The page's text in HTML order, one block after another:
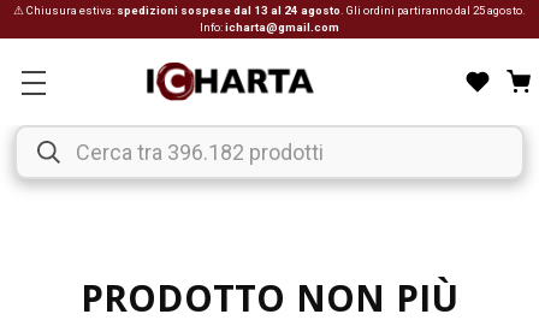
⚠ Chiusura estiva: spedizioni sospese dal 13 al 24 agosto . Gli ordini partiranno dal 25 agosto.
Info:icharta@gmail.com
PRODOTTO NON PIÙ